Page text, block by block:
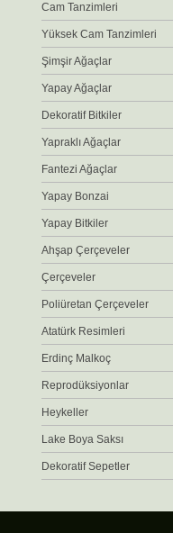
Cam Tanzimleri
Yüksek Cam Tanzimleri
Şimşir Ağaçlar
Yapay Ağaçlar
Dekoratif Bitkiler
Yapraklı Ağaçlar
Fantezi Ağaçlar
Yapay Bonzai
Yapay Bitkiler
Ahşap Çerçeveler
Çerçeveler
Poliüretan Çerçeveler
Atatürk Resimleri
Erdinç Malkoç
Reprodüksiyonlar
Heykeller
Lake Boya Saksı
Dekoratif Sepetler